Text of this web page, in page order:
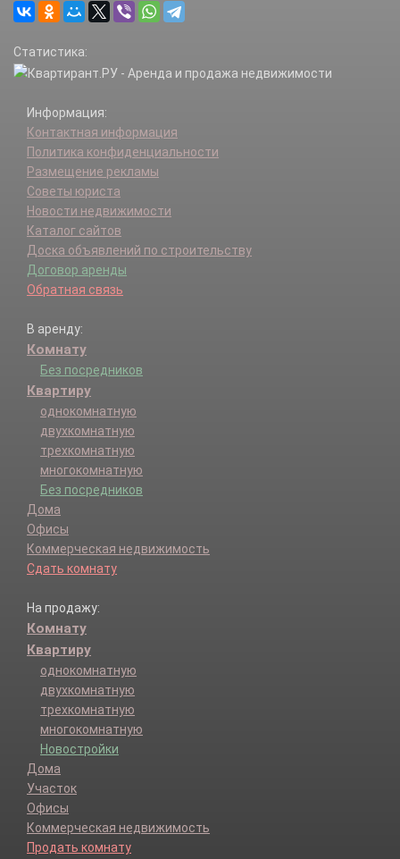
Статистика:
Информация:
Контактная информация
Политика конфиденциальности
Размещение рекламы
Советы юриста
Новости недвижимости
Каталог сайтов
Доска объявлений по строительству
Договор аренды
Обратная связь
В аренду:
Комнату
Без посредников
Квартиру
однокомнатную
двухкомнатную
трехкомнатную
многокомнатную
Без посредников
Дома
Офисы
Коммерческая недвижимость
Сдать комнату
На продажу:
Комнату
Квартиру
однокомнатную
двухкомнатную
трехкомнатную
многокомнатную
Новостройки
Дома
Участок
Офисы
Коммерческая недвижимость
Продать комнату